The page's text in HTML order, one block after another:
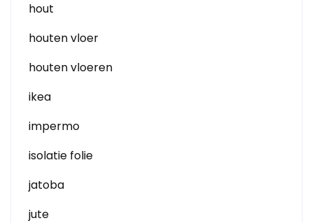
hout
houten vloer
houten vloeren
ikea
impermo
isolatie folie
jatoba
jute